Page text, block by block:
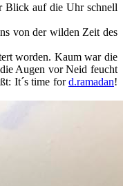
Blick auf die Uhr schnell
von der wilden Zeit des
worden. Kaum war die
Augen vor Neid feucht
It´s time ford.ramadan!